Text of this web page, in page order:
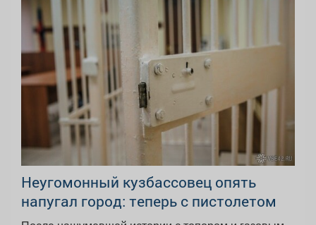
Неугомонный кузбассовец опять
напугал город: теперь с пистолетом